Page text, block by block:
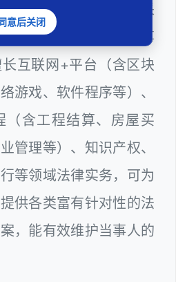
，在建筑工务、政府采
年，十分熟悉政府办事
互联网+平台（含区块
游戏、软件程序等）、
（含工程结算、房屋买
管理等）、知识产权、
等领域法律实务，可为
供各类富有针对性的法
，能有效维护当事人的
意后关闭